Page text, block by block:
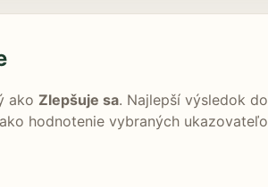
ako Zlepšuje sa. Najlepší výsledok
hodnotenie vybraných